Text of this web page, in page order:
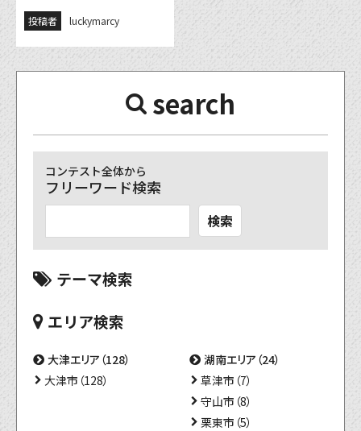
投稿者 luckymarcy
search
コンテスト全体から
フリーワード検索
検索
テーマ検索
エリア検索
大津エリア（128）
大津市（128）
湖南エリア（24）
草津市（7）
守山市（8）
栗東市（5）